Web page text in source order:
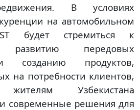
В условиях
на автомобильном
будет стремиться к
развитию передовых
созданию продуктов,
на потребности клиентов,
жителям Узбекистана
современные решения для